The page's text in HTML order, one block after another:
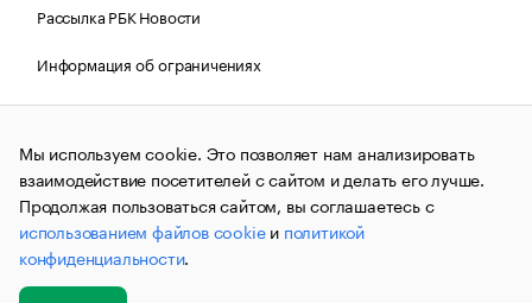
Рассылка РБК Новости
Информация об ограничениях
Правовая информация
О соблюдении авторских прав
© АО «РОСБИЗНЕСКОНСАЛТИНГ»,1995–2026.Сообщения
и материалы информационного агентства «РБК»
(зарегистрировано Федеральной службой по надзору в сфере
связи, информационных технологий и массовых
коммуникаций (Роскомнадзор) 09.12.2015 за номером ИА
№ФС77-63848) сопровождаются пометкой «РБК». Отдельные
публикации могут содержать информацию,
не предназначенную для пользователей
Мы используем cookie. Это позволяет нам анализировать
взаимодействие посетителей с сайтом и делать его лучше.
Продолжая пользоваться сайтом, вы соглашаетесь с
использованием файлов cookieи политикой
конфиденциальности.